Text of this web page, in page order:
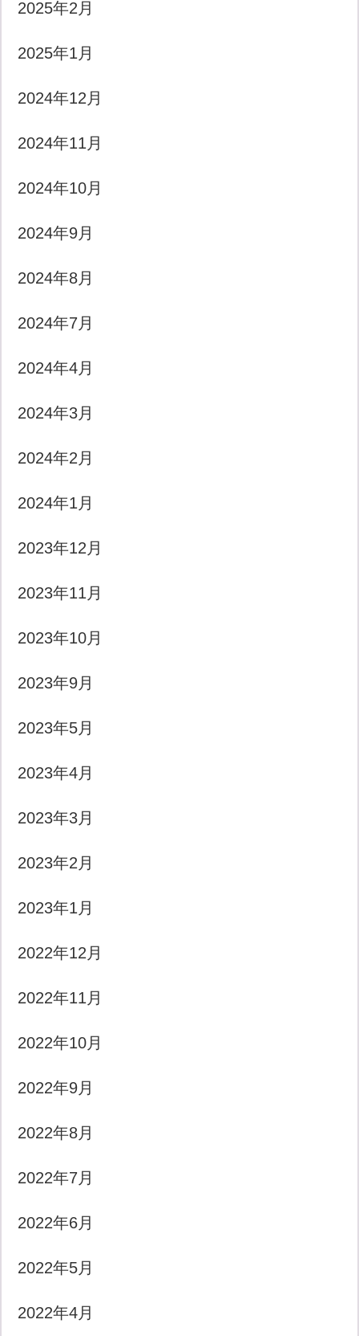
2025年2月
2025年1月
2024年12月
2024年11月
2024年10月
2024年9月
2024年8月
2024年7月
2024年4月
2024年3月
2024年2月
2024年1月
2023年12月
2023年11月
2023年10月
2023年9月
2023年5月
2023年4月
2023年3月
2023年2月
2023年1月
2022年12月
2022年11月
2022年10月
2022年9月
2022年8月
2022年7月
2022年6月
2022年5月
2022年4月